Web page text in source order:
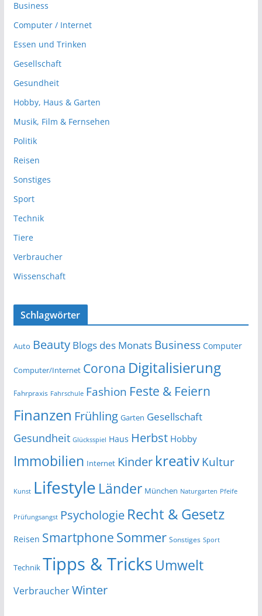
Business
Computer / Internet
Essen und Trinken
Gesellschaft
Gesundheit
Hobby, Haus & Garten
Musik, Film & Fernsehen
Politik
Reisen
Sonstiges
Sport
Technik
Tiere
Verbraucher
Wissenschaft
Schlagwörter
Auto Beauty Blogs des Monats Business Computer
Computer/Internet Corona Digitalisierung
Fahrpraxis Fahrschule Fashion Feste & Feiern
Finanzen Frühling Garten Gesellschaft
Gesundheit Glücksspiel Haus Herbst Hobby
Immobilien Internet Kinder kreativKultur
Kunst Lifestyle Länder München Naturgarten Pfeife
Prüfungsangst Psychologie Recht & Gesetz
Reisen Smartphone Sommer Sonstiges Sport
Technik Tipps & Tricks Umwelt
VerbraucherWinter